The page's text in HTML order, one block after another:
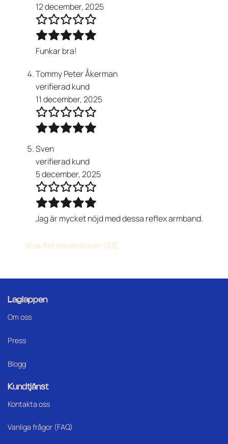
12 december, 2025
Funkar bra!
Tommy Peter Åkerman
verifierad kund
11 december, 2025
Sven
verifierad kund
5 december, 2025
Jag är mycket nöjd med dessa reflex armband.
Visa fler recensioner (33)
Laglappen
Om oss
Press
Blogg
Kundtjänst
Kontakta oss
Vanliga frågor (FAQ)